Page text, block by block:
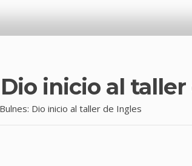
inicio al
Bulnes: Dio inicio al taller de Ingles